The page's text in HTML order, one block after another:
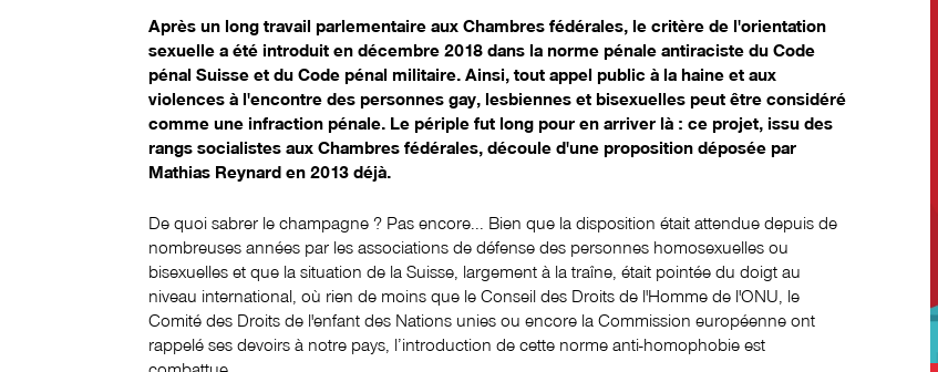
Après un long travail parlementaire aux Chambres fédérales, le critère de l'orientation
sexuelle a été introduit en décembre 2018 dans la norme pénale antiraciste du Code
pénal Suisse et du Code pénal militaire. Ainsi, tout appel public à la haine et aux
violences à l'encontre des personnes gay, lesbiennes et bisexuelles peut être considéré
comme une infraction pénale. Le périple fut long pour en arriver là : ce projet, issu des
rangs socialistes aux Chambres fédérales, découle d'une proposition déposée par
Mathias Reynard en 2013 déjà.
De quoi sabrer le champagne ? Pas encore... Bien que la disposition était attendue depuis de
nombreuses années par les associations de défense des personnes homosexuelles ou
bisexuelles et que la situation de la Suisse, largement à la traîne, était pointée du doigt au
niveau international, où rien de moins que le Conseil des Droits de l'Homme de l'ONU, le
Comité des Droits de l'enfant des Nations unies ou encore la Commission européenne ont
rappelé ses devoirs à notre pays, l’introduction de cette norme anti-homophobie est